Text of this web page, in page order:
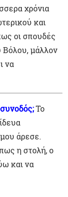
χρόνια
και
οι σπουδές
Βόλου, μάλλον
να
Το
άρεσε.
η στολή, ο
και να